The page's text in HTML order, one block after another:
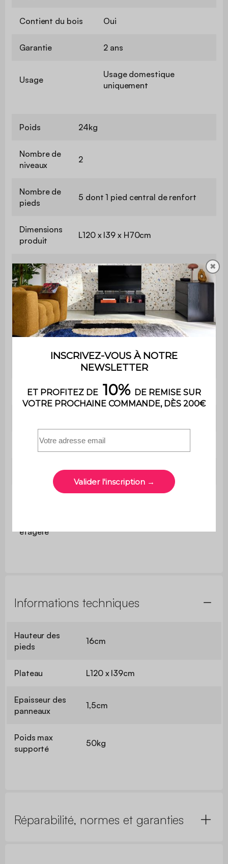
Contient du bois Oui
Garantie 2 ans
Usage
Usage domestique
uniquement
Poids 24kg
Nombre de
niveaux
2
Nombre de
pieds
5 dont 1 pied central de renfort
Dimensions
produit
L120 x l39 x H70cm
Nombre de
poignées
3
Dimensions
poignée
1,8 x 2,4cm
rangement
H24,5cm /L37,7 x P37 x H24cm
/L37,7 x P37 x H24,5cm
Etagères L76,5 x l37cm /L37,7 x l37cm
Poignées Ø1,8cm x 2,4cm
Ø2 x H17cm
étagère
Informations techniques
Hauteur des
pieds
16cm
Plateau L120 x l39cm
Epaisseur des
panneaux
1,5cm
Poids max
supporté
50kg
Réparabilité, normes et garanties
✖